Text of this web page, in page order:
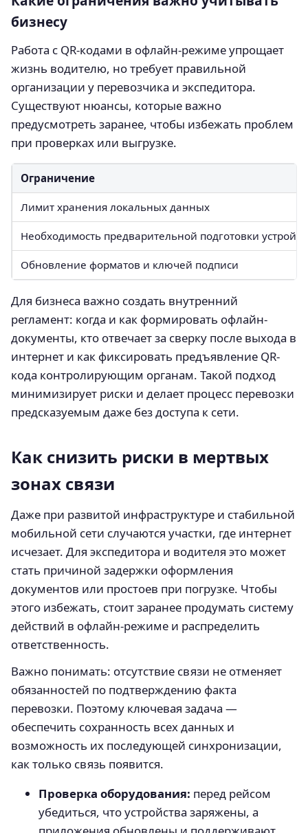
бизнесу
Работа с QR-кодами в офлайн-режиме упрощает
жизнь водителю, но требует правильной
организации у перевозчика и экспедитора.
Существуют нюансы, которые важно
предусмотреть заранее, чтобы избежать проблем
при проверках или выгрузке.
Ограничение
Лимит хранения локальных данных
Необходимость предварительной подготовки
Обновление форматов и ключей подписи
Для бизнеса важно создать внутренний
регламент: когда и как формировать офлайн-
документы, кто отвечает за сверку после выхода в
интернет и как фиксировать предъявление QR-
кода контролирующим органам. Такой подход
минимизирует риски и делает процесс перевозки
предсказуемым даже без доступа к сети.
Как снизить риски в мертвых
зонах связи
Даже при развитой инфраструктуре и стабильной
мобильной сети случаются участки, где интернет
исчезает. Для экспедитора и водителя это может
стать причиной задержки оформления
документов или простоев при погрузке. Чтобы
этого избежать, стоит заранее продумать систему
действий в офлайн-режиме и распределить
ответственность.
Важно понимать: отсутствие связи не отменяет
обязанностей по подтверждению факта
перевозки. Поэтому ключевая задача —
обеспечить сохранность всех данных и
возможность их последующей синхронизации,
как только связь появится.
Проверка оборудования: перед рейсом
убедиться, что устройства заряжены, а